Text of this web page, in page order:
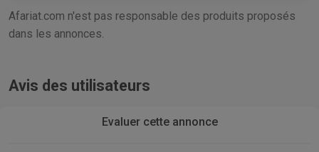
Afariat.com n'est pas responsable des produits proposés
dans les annonces.
Avis des utilisateurs
Evaluer cette annonce